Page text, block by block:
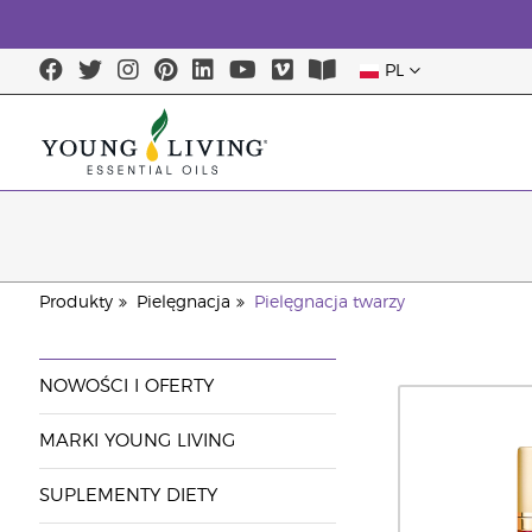
PL
Produkty Pielęgnacja Pielęgnacja twarzy
NOWOŚCI I OFERTY
MARKI YOUNG LIVING
SUPLEMENTY DIETY